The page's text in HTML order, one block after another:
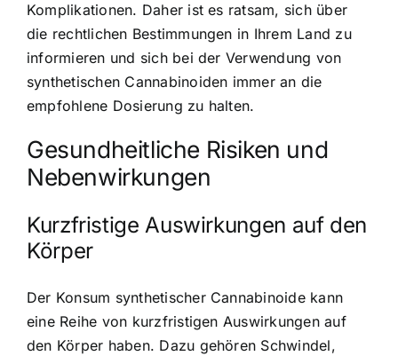
Komplikationen. Daher ist es ratsam, sich über
die rechtlichen Bestimmungen in Ihrem Land zu
informieren und sich bei der Verwendung von
synthetischen Cannabinoiden immer an die
empfohlene Dosierung zu halten.
Gesundheitliche Risiken und
Nebenwirkungen
Kurzfristige Auswirkungen auf den
Körper
Der Konsum synthetischer Cannabinoide kann
eine Reihe von kurzfristigen Auswirkungen auf
den Körper haben. Dazu gehören Schwindel,